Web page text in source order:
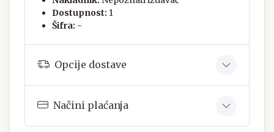
Dostupnost: 1
Šifra: -
Opcije dostave
Načini plaćanja